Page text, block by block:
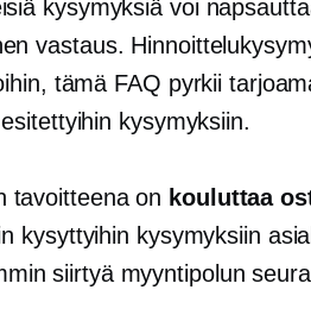
kysymyksiä voi
vastaus.
tämä FAQ pyrkii
kysymyksiin.
tavoitteena on kouluttaa
kysyttyihin kysymyksiin
siirtyä myyntipolun